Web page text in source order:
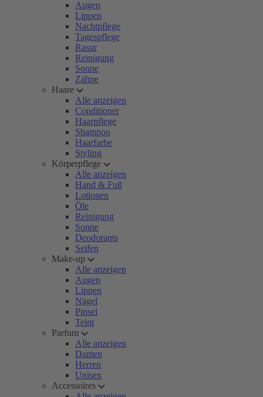
Augen
Lippen
Nachtpflege
Tagespflege
Rasur
Reinigung
Sonne
Zähne
Haare
Alle anzeigen
Conditioner
Haarpflege
Shampoo
Haarfarbe
Styling
Körperpflege
Alle anzeigen
Hand & Fuß
Lotionen
Öle
Reinigung
Sonne
Deodorants
Seifen
Make-up
Alle anzeigen
Augen
Lippen
Nägel
Pinsel
Teint
Parfum
Alle anzeigen
Damen
Herren
Unisex
Accessoires